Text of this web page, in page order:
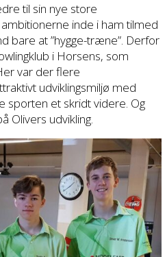
til sin nye store
inde i ham tilmed
bare at ”hygge-træne”. Derfor
i Horsens, som
var der flere
udviklingsmiljø med
sporten et skridt videre. Og
Olivers udvikling.